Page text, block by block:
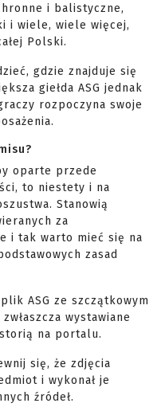
i balistyczne,
i wiele, wiele więcej,
Polski.
gdzie znajduje się
giełda ASG jednak
rozpoczyna swoje
oparte przede
to niestety i na
Stanowią
za
i tak warto mieć się na
zasad
ASG ze szczątkowym
wystawiane
na portalu.
się, że zdjęcia
i wykonał je
źródeł.